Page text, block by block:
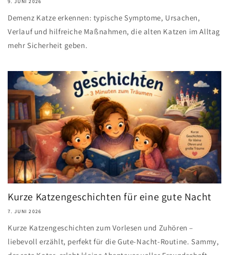
Demenz Katze erkennen: typische Symptome, Ursachen,
Verlauf und hilfreiche Maßnahmen, die alten Katzen im Alltag
mehr Sicherheit geben.
Kurze Katzengeschichten für eine gute Nacht
7. JUNI 2026
Kurze Katzengeschichten zum Vorlesen und Zuhören –
liebevoll erzählt, perfekt für die Gute-Nacht-Routine. Sammy,